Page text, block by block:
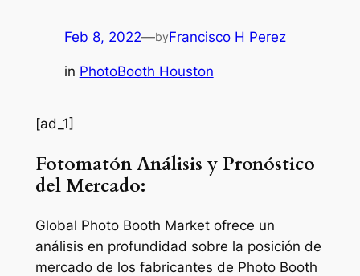
Feb 8, 2022—byFrancisco H Perez
in PhotoBooth Houston
[ad_1]
Fotomatón Análisis y Pronóstico
del Mercado:
Global Photo Booth Market ofrece un
análisis en profundidad sobre la posición de
mercado de los fabricantes de Photo Booth